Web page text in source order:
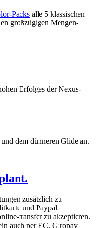
Packs alle 5 klassischen
großzügigen Mengen-
Erfolges der Nexus-
dem dünneren Glide an.
zusätzlich zu
und Paypal
transfer zu akzeptieren.
auch per EC, Giropay